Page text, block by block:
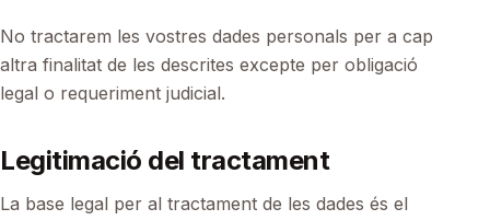
No tractarem les vostres dades personals per a cap
altra finalitat de les descrites excepte per obligació
legal o requeriment judicial.
Legitimació del tractament
La base legal per al tractament de les dades és el